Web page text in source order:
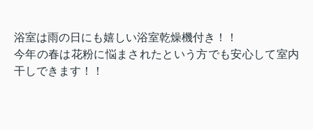
浴室は雨の日にも嬉しい浴室乾燥機付き！！
今年の春は花粉に悩まされたという方でも安心して室内
干しできます！！